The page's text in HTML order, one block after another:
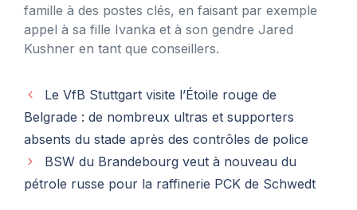
famille à des postes clés, en faisant par exemple
appel à sa fille Ivanka et à son gendre Jared
Kushner en tant que conseillers.
Le VfB Stuttgart visite l’Étoile rouge de
Belgrade : de nombreux ultras et supporters
absents du stade après des contrôles de police
BSW du Brandebourg veut à nouveau du
pétrole russe pour la raffinerie PCK de Schwedt